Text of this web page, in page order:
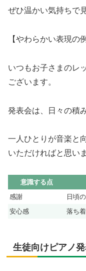
ぜひ温かい気持ちで
【やわらかい表現の
いつもお子さまのレ
ございます。
発表会は、日々の積
一人ひとりが音楽と
いただければと思い
意識する点
感謝
日頃
安心感
落ち
生徒向けピアノ